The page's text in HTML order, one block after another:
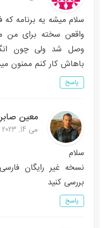
سلام میشه یه برنامه
واقعن سخته برای من
وصل شد ولی چون
باهاش کار کنم ممنون
پاسخ
معین
می 14, 2023 در 11:30 ب.ظ
سلام
نسخه غیر رایگان
بررسی کنید
پاسخ